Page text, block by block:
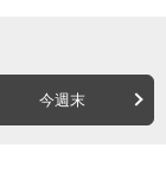
今週末